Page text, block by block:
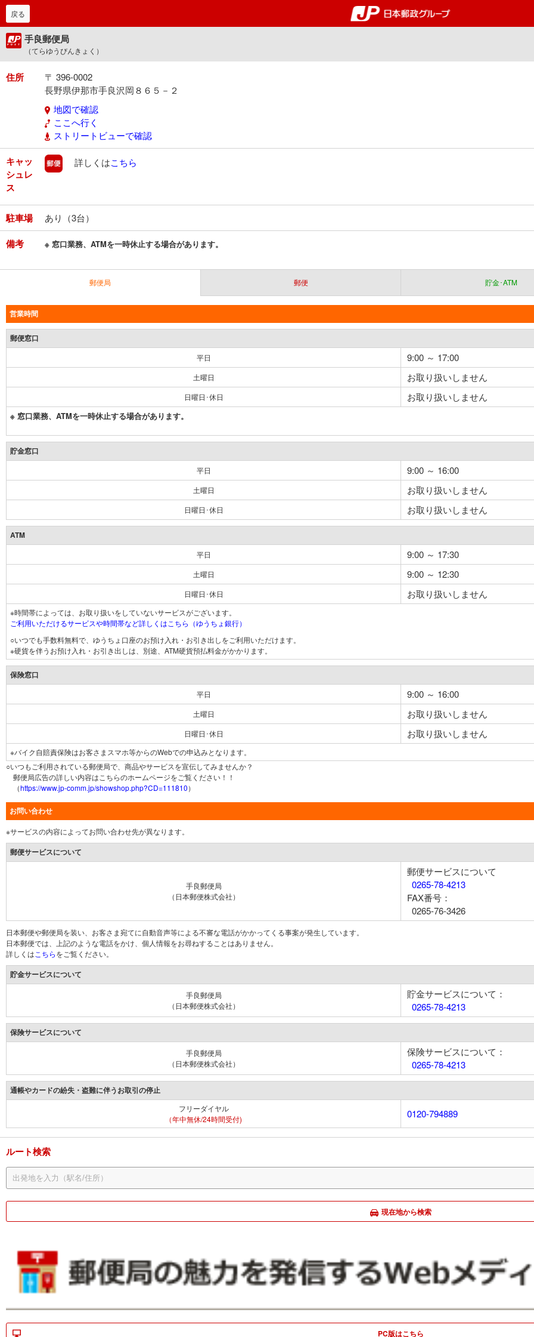
郵便局・日本郵政グルー
戻る
手良郵便局
（てらゆうびんきょく）
住所
〒 396-0002
長野県伊那市手良沢岡８６５－２
地図で確認
ここへ行く
ストリートビューで確認
キャッ
シュレ
ス
郵便
詳しくはこちら
駐車場 あり（3台）
備考 ※ 窓口業務、ATMを一時休止する場合があります。
郵便局 郵便 貯金･ATM
営業時間
郵便窓口
平日 9:00 ～ 17:00
土曜日 お取り扱いしません
日曜日･休日 お取り扱いしません
※ 窓口業務、ATMを一時休止する場合があります。
貯金窓口
平日 9:00 ～ 16:00
土曜日 お取り扱いしません
日曜日･休日 お取り扱いしません
ATM
平日 9:00 ～ 17:30
土曜日 9:00 ～ 12:30
日曜日･休日 お取り扱いしません
※時間帯によっては、お取り扱いをしていないサービスがございます。
ご利用いただけるサービスや時間帯など詳しくはこちら（ゆうちょ銀行）
○いつでも手数料無料で、ゆうちょ口座のお預け入れ・お引き出しをご利用いただけます。
※硬貨を伴うお預け入れ・お引き出しは、別途、ATM硬貨預払料金がかかります。
保険窓口
平日 9:00 ～ 16:00
土曜日 お取り扱いしません
日曜日･休日 お取り扱いしません
※バイク自賠責保険はお客さまスマホ等からのWebでの申込みとなります。
○いつもご利用されている郵便局で、商品やサービスを宣伝してみませんか？
郵便局広告の詳しい内容はこちらのホームページをご覧ください！！
（https://www.jp-comm.jp/showshop.php?CD=111810）
お問い合わせ
※サービスの内容によってお問い合わせ先が異なります。
郵便サービスについて
手良郵便局
（日本郵便株式会社）
郵便サービスについて
0265-78-4213
FAX番号：
0265-76-3426
日本郵便や郵便局を装い、お客さま宛てに自動音声等による不審な電話がかかってくる事案が発生しています。
日本郵便では、上記のような電話をかけ、個人情報をお尋ねすることはありません。
詳しくは こちらをご覧ください。
貯金サービスについて
手良郵便局
（日本郵便株式会社）
貯金サービスについて：
0265-78-4213
保険サービスについて
手良郵便局
（日本郵便株式会社）
保険サービスについて：
0265-78-4213
通帳やカードの紛失・盗難に伴うお取引の停止
フリーダイヤル
（年中無休/24時間受付)
0120-794889
ルート検索
現在地から検索
PC版はこちら